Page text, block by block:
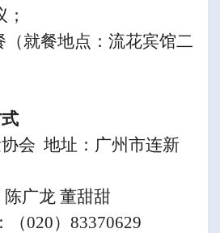
（就餐地点：流花宾馆二
会 地址：广州市连新
陈广龙 董甜甜
（020） 83370629